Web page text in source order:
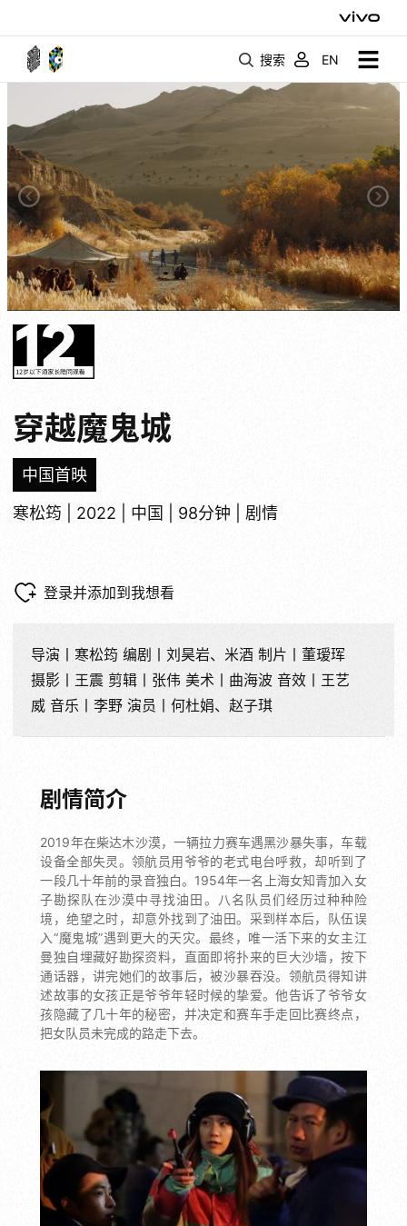
搜索 EN
穿越魔鬼城
中国首映
寒松筠 | 2022 | 中国 | 98分钟 | 剧情
登录并添加到我想看
导演丨寒松筠 编剧丨刘昊岩、米酒 制片丨董瑷珲
摄影丨王震 剪辑丨张伟 美术丨曲海波 音效丨王艺
威 音乐丨李野 演员丨何杜娟、赵子琪
剧情简介
2019年在柴达木沙漠，一辆拉力赛车遇黑沙暴失事，车载
设备全部失灵。领航员用爷爷的老式电台呼救，却听到了
一段几十年前的录音独白。1954年一名上海女知青加入女
子勘探队在沙漠中寻找油田。八名队员们经历过种种险
境，绝望之时，却意外找到了油田。采到样本后，队伍误
入“魔鬼城”遇到更大的天灾。最终，唯一活下来的女主江
曼独自埋藏好勘探资料，直面即将扑来的巨大沙墙，按下
通话器，讲完她们的故事后，被沙暴吞没。领航员得知讲
述故事的女孩正是爷爷年轻时候的挚爱。他告诉了爷爷女
孩隐藏了几十年的秘密，并决定和赛车手走回比赛终点，
把女队员未完成的路走下去。